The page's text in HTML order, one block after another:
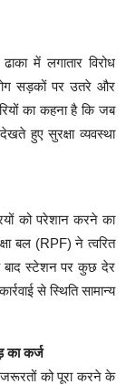
में लगातार विरोध
सड़कों पर उतरे और
का कहना है कि जब
हुए सुरक्षा व्यवस्था
को परेशान करने का
बल (RPF) ने त्वरित
बाद स्टेशन पर कुछ देर
से स्थिति सामान्य
का कर्ज
जरूरतों को पूरा करने के